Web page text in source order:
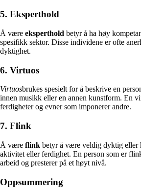
5. Eksperthold
Å være eksperthold betyr å ha høy
spesifikk sektor. Disse individene er ofte
dyktighet.
6. Virtuos
Virtuosbrukes spesielt for å beskrive en
innen musikk eller en annen kunstform. En
ferdigheter og evner som imponerer andre.
7. Flink
Å være flink betyr å være veldig dyktig eller
aktivitet eller ferdighet. En person som er
arbeid og presterer på et høyt nivå.
Oppsummering